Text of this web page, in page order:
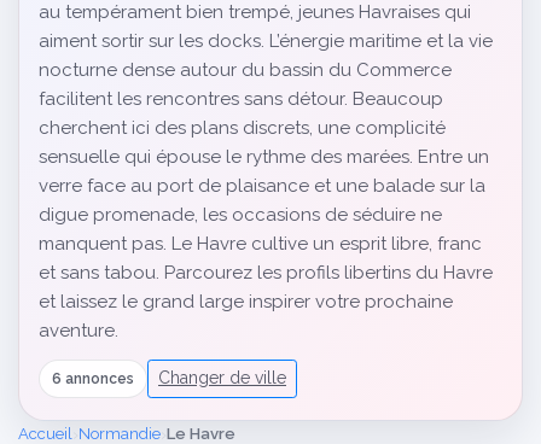
au tempérament bien trempé, jeunes Havraises qui
aiment sortir sur les docks. L’énergie maritime et la vie
nocturne dense autour du bassin du Commerce
facilitent les rencontres sans détour. Beaucoup
cherchent ici des plans discrets, une complicité
sensuelle qui épouse le rythme des marées. Entre un
verre face au port de plaisance et une balade sur la
digue promenade, les occasions de séduire ne
manquent pas. Le Havre cultive un esprit libre, franc
et sans tabou. Parcourez les profils libertins du Havre
et laissez le grand large inspirer votre prochaine
aventure.
6 annonces Changer de ville
Accueil Normandie Le Havre